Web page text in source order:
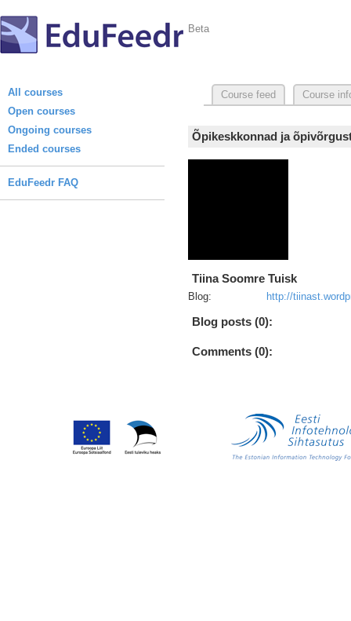
Beta
All courses
Open courses
Ongoing courses
Ended courses
EduFeedr FAQ
Course feed Course
Õpikeskkonnad ja
Tiina Soomre Tuisk
Blog: http://
Blog posts (0):
Comments (0):